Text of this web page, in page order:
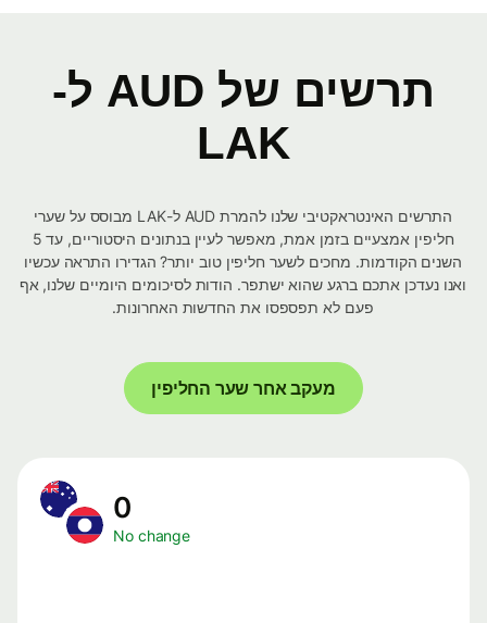
תרשים של AUD ל-
LAK
התרשים האינטראקטיבי שלנו להמרת AUD ל-LAK מבוסס על שערי
חליפין אמצעיים בזמן אמת, מאפשר לעיין בנתונים היסטוריים, עד 5
השנים הקודמות. מחכים לשער חליפין טוב יותר? הגדירו התראה עכשיו
ואנו נעדכן אתכם ברגע שהוא ישתפר. הודות לסיכומים היומיים שלנו, אף
פעם לא תפספסו את החדשות האחרונות.
מעקב אחר שער החליפין
No change